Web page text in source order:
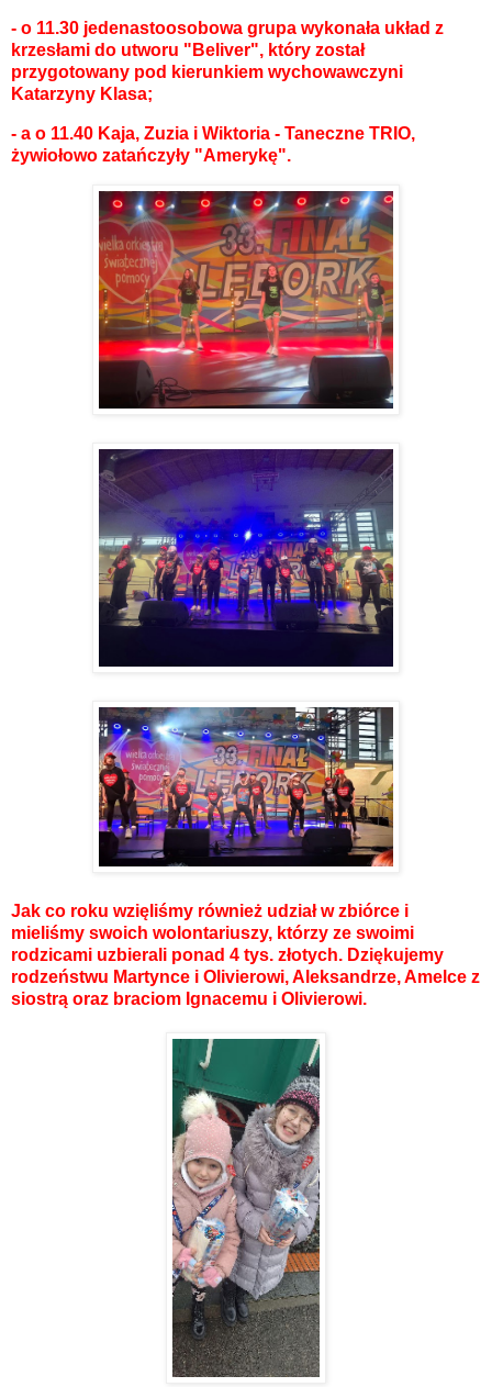
- o 11.30 jedenastoosobowa grupa wykonała układ z
krzesłami do utworu "Beliver", który został
przygotowany pod kierunkiem wychowawczyni
Katarzyny Klasa;
- a o 11.40 Kaja, Zuzia i Wiktoria - Taneczne TRIO,
żywiołowo zatańczyły "Amerykę".
Jak co roku wzięliśmy również udział w zbiórce i
mieliśmy swoich wolontariuszy, którzy ze swoimi
rodzicami uzbierali ponad 4 tys. złotych. Dziękujemy
rodzeństwu Martynce i Olivierowi, Aleksandrze, Amelce z
siostrą oraz braciom Ignacemu i Olivierowi.